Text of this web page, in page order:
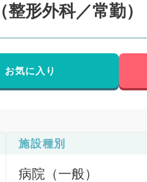
形外科／常勤）
お気に入り
施設種別
病院（一般）